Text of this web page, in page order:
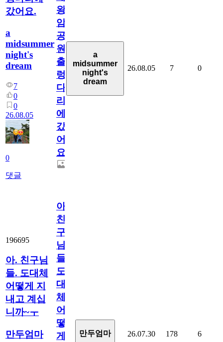
갔어요.
a
midsummer
night's
dream
7
0
0
26.08.05
0
댓글
왕
암
공
원
출
렁
다
리
에
갔
어
요.
a
midsummer
night's
dream
26.08.05 7 0
196695
아. 친구님
들. 도대체
어떻게 지
내고 계십
니까~ㅜ
만두엄마
아.
친
구
님
들.
도
대
체
어
떻
게
만두엄마 26.07.30 178 6